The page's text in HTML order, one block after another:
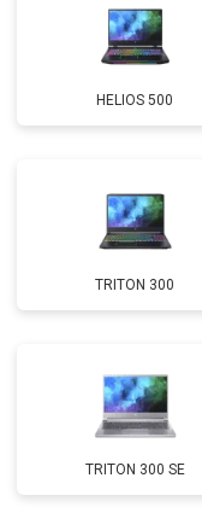
Замена Wi-Fi
Ремонт цепи питания
Замена USB порта
Замена кулера
Замена микрофона
Замена оперативной
Замена северного
Ремонт петель
HELIOS 500
TRITON 300
TRITON 300 SE